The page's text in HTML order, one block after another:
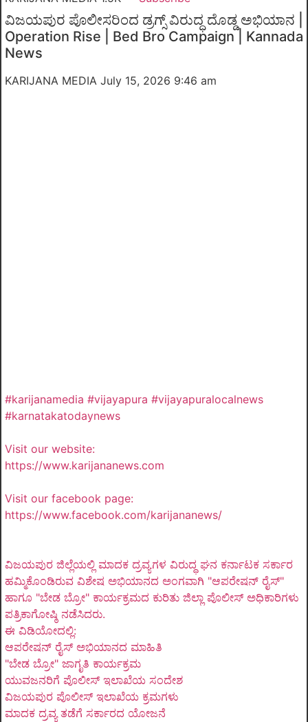
ವಿಜಯಪುರ ಪೊಲೀಸರಿಂದ ಡ್ರಗ್ಸ್ ವಿರುದ್ಧ ದೊಡ್ಡ ಅಭಿಯಾನ |
Operation Rise | Bed Bro Campaign | Kannada
News
KARIJANA MEDIA July 15, 2026 9:46 am
#karijanamedia #vijayapura #vijayapuralocalnews
#karnatakatodaynews
Visit our website:
https://www.karijananews.com
Visit our facebook page:
https://www.facebook.com/karijananews/
ವಿಜಯಪುರ ಜಿಲ್ಲೆಯಲ್ಲಿ ಮಾದಕ ದ್ರವ್ಯಗಳ ವಿರುದ್ಧ ಘನ ಕರ್ನಾಟಕ ಸರ್ಕಾರ
ಹಮ್ಮಿಕೊಂಡಿರುವ ವಿಶೇಷ ಅಭಿಯಾನದ ಅಂಗವಾಗಿ "ಆಪರೇಷನ್ ರೈಸ್"
ಹಾಗೂ "ಬೇಡ ಬ್ರೋ" ಕಾರ್ಯಕ್ರಮದ ಕುರಿತು ಜಿಲ್ಲಾ ಪೊಲೀಸ್ ಅಧಿಕಾರಿಗಳು
ಪತ್ರಿಕಾಗೋಷ್ಠಿ ನಡೆಸಿದರು.
ಈ ವಿಡಿಯೋದಲ್ಲಿ:
ಆಪರೇಷನ್ ರೈಸ್ ಅಭಿಯಾನದ ಮಾಹಿತಿ
"ಬೇಡ ಬ್ರೋ" ಜಾಗೃತಿ ಕಾರ್ಯಕ್ರಮ
ಯುವಜನರಿಗೆ ಪೊಲೀಸ್ ಇಲಾಖೆಯ ಸಂದೇಶ
ವಿಜಯಪುರ ಪೊಲೀಸ್ ಇಲಾಖೆಯ ಕ್ರಮಗಳು
ಮಾದಕ ದ್ರವ್ಯ ತಡೆಗೆ ಸರ್ಕಾರದ ಯೋಜನೆ